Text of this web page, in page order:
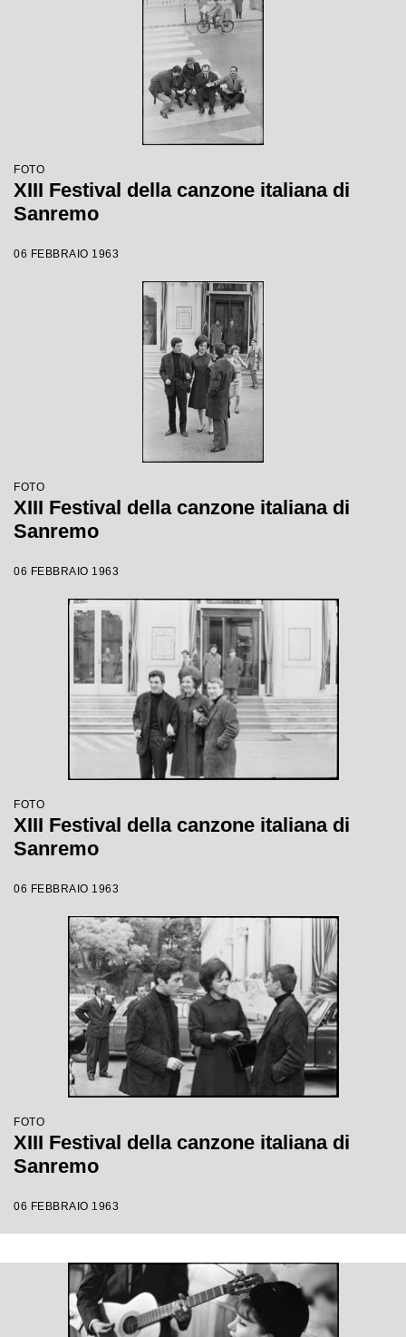
FOTO
XIII Festival della canzone italiana di
Sanremo
06 FEBBRAIO 1963
FOTO
XIII Festival della canzone italiana di
Sanremo
06 FEBBRAIO 1963
FOTO
XIII Festival della canzone italiana di
Sanremo
06 FEBBRAIO 1963
FOTO
XIII Festival della canzone italiana di
Sanremo
06 FEBBRAIO 1963